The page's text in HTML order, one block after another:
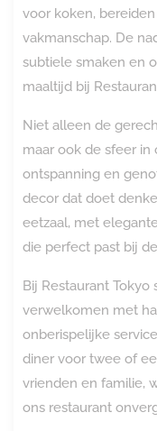
voor koken,
vakmanschap. De
subtiele smaken en
maaltijd bij
Niet alleen de
maar ook de sfeer
ontspanning en
decor dat doet
eetzaal, met
die perfect past bij
Bij Restaurant
verwelkomen met
onberispelijke
diner voor twee of
vrienden en familie,
ons restaurant